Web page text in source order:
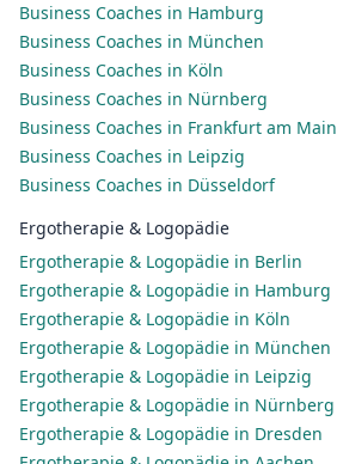
Business Coaches in Hamburg
Business Coaches in München
Business Coaches in Köln
Business Coaches in Nürnberg
Business Coaches in Frankfurt am Main
Business Coaches in Leipzig
Business Coaches in Düsseldorf
Ergotherapie & Logopädie
Ergotherapie & Logopädie in Berlin
Ergotherapie & Logopädie in Hamburg
Ergotherapie & Logopädie in Köln
Ergotherapie & Logopädie in München
Ergotherapie & Logopädie in Leipzig
Ergotherapie & Logopädie in Nürnberg
Ergotherapie & Logopädie in Dresden